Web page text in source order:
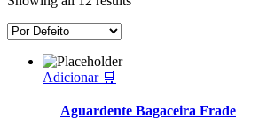
Adicionar 🛒
Aguardente Bagaceira Frade